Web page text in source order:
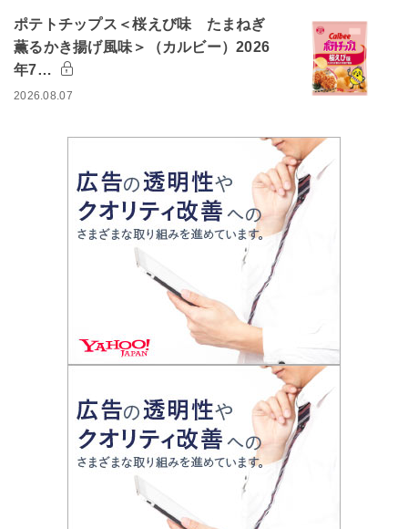
ポテトチップス＜桜えび味 たまねぎ
薫るかき揚げ風味＞（カルビー）2026
年7…
2026.08.07